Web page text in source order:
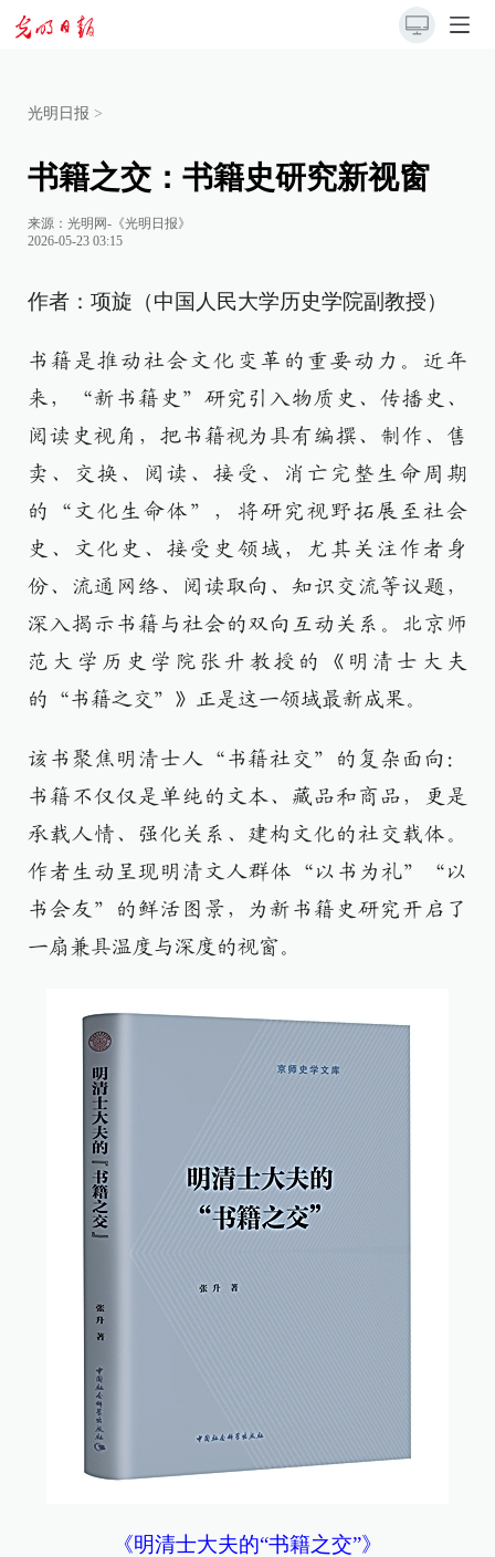
光明日报 >
书籍之交：书籍史研究新视窗
来源： 光明网-《光明日报》
2026-05-23 03:15
作者：项旋（中国人民大学历史学院副教授）
书籍是推动社会文化变革的重要动力。近年
来，“新书籍史”研究引入物质史、传播史、
阅读史视角，把书籍视为具有编撰、制作、售
卖、交换、阅读、接受、消亡完整生命周期
的“文化生命体”，将研究视野拓展至社会
史、文化史、接受史领域，尤其关注作者身
份、流通网络、阅读取向、知识交流等议题，
深入揭示书籍与社会的双向互动关系。北京师
范大学历史学院张升教授的《明清士大夫
的“书籍之交”》正是这一领域最新成果。
该书聚焦明清士人“书籍社交”的复杂面向：
书籍不仅仅是单纯的文本、藏品和商品，更是
承载人情、强化关系、建构文化的社交载体。
作者生动呈现明清文人群体“以书为礼”“以
书会友”的鲜活图景，为新书籍史研究开启了
一扇兼具温度与深度的视窗。
《明清士大夫的“书籍之交”》